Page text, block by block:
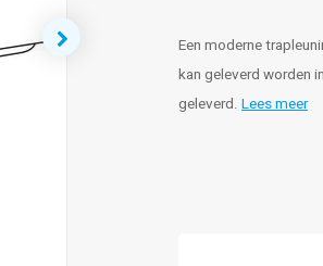
Een moderne
kan geleverd worden
geleverd. Lees meer